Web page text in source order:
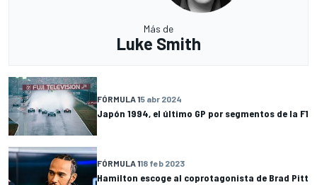
Más de
Luke Smith
FÓRMULA 15 abr 2024
Japón 1994, el último GP por segmentos de la F1
FÓRMULA 118 feb 2023
Hamilton escoge al coprotagonista de Brad Pitt